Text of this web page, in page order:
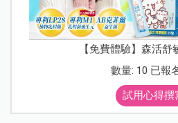
【免費體驗】森活
數量: 10 已報
試用心得撰